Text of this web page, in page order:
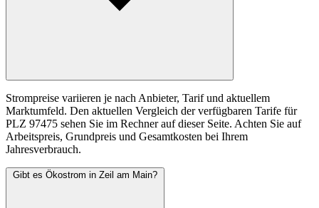
Strompreise variieren je nach Anbieter, Tarif und aktuellem
Marktumfeld. Den aktuellen Vergleich der verfügbaren Tarife für
PLZ 97475 sehen Sie im Rechner auf dieser Seite. Achten Sie auf
Arbeitspreis, Grundpreis und Gesamtkosten bei Ihrem
Jahresverbrauch.
Gibt es Ökostrom in Zeil am Main?